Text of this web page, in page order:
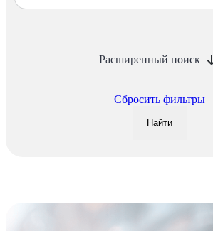
Расширенный поиск
Сбросить фильтры
Найти